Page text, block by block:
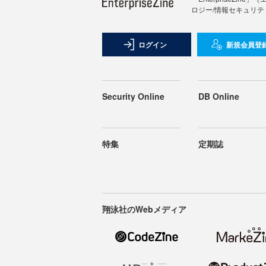
ロジー/情報セキュリ
ログイン 新規会員登
Security Online DB Online
特集 定期誌
翔泳社のWebメディア